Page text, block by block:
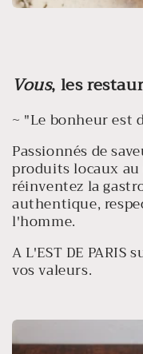
Vous, les
~ "Le bonheur est
Passionnés de
produits locaux
réinventez la
authentique,
l'homme.
A L'EST DE
vos valeurs.